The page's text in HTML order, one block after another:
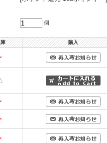
個
購入